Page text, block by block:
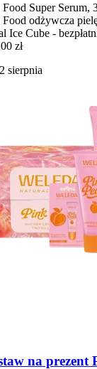
Super Serum,
odżywcza
Ice Cube -
zł
sierpnia
na prezent